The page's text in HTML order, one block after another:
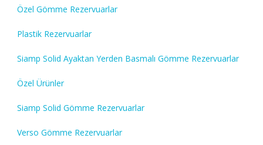
Özel Gömme Rezervuarlar
Plastik Rezervuarlar
Siamp Solid Ayaktan Yerden Basmalı Gömme Rezervuarlar
Özel Ürünler
Siamp Solid Gömme Rezervuarlar
Verso Gömme Rezervuarlar